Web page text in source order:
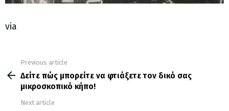
via
more
Previous article
Δείτε πώς μπορείτε να φτιάξετε τον δικό σας
μικροσκοπικό κήπο!
Next article